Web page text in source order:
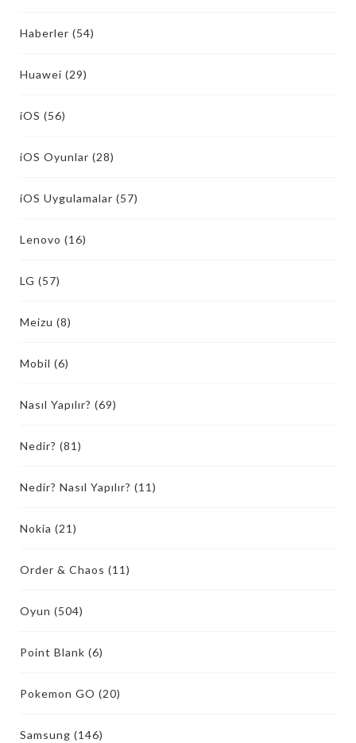
Haberler (54)
Huawei (29)
iOS (56)
iOS Oyunlar (28)
iOS Uygulamalar (57)
Lenovo (16)
LG (57)
Meizu (8)
Mobil (6)
Nasıl Yapılır? (69)
Nedir? (81)
Nedir? Nasıl Yapılır? (11)
Nokia (21)
Order & Chaos (11)
Oyun (504)
Point Blank (6)
Pokemon GO (20)
Samsung (146)